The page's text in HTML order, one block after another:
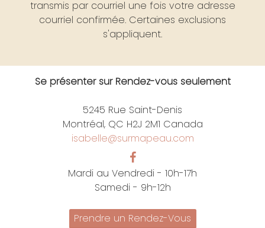
transmis par courriel une fois votre adresse
courriel confirmée. Certaines exclusions
s'appliquent.
Se présenter sur Rendez-vous seulement
5245 Rue Saint-Denis
Montréal, QC H2J 2M1 Canada
isabelle@surmapeau.com
Mardi au Vendredi - 10h-17h
Samedi - 9h-12h
Prendre un Rendez-Vous